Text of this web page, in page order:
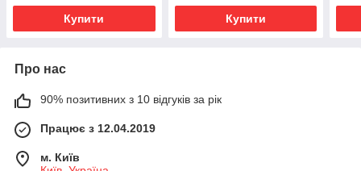
Купити Купити
Про нас
90% позитивних з 10 відгуків за рік
Працює з 12.04.2019
м. Київ